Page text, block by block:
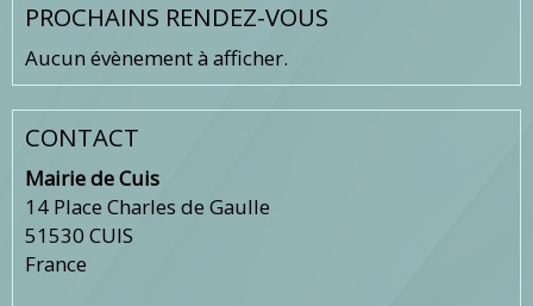
PROCHAINS RENDEZ-VOUS
Aucun évènement à afficher.
CONTACT
Mairie de Cuis
14 Place Charles de Gaulle
51530 CUIS
France